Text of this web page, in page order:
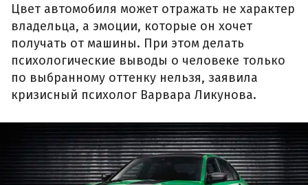
Цвет автомобиля может отражать не характер
владельца, а эмоции, которые он хочет
получать от машины. При этом делать
психологические выводы о человеке только
по выбранному оттенку нельзя, заявила
кризисный психолог Варвара Ликунова.